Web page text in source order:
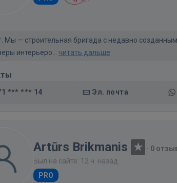
Мы — строительная бригада с недавно
интерьеро... читать дальше
*** *** 14 Эл. почта
Artūrs Brikmanis · 0
Был на сайте: 12 ч. назад
PRO